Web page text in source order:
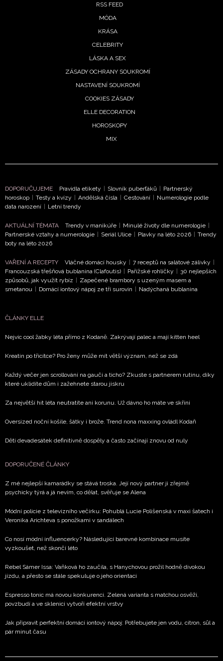
RSS FEED
MÓDA
KRÁSA
CELEBRITY
LÁSKA A SEX
ZÁSADY OCHRANY SOUKROMÍ
NASTAVENÍ SOUKROMÍ
COOKIES ZÁSADY
ELLE DECORATION
HOROSKOPY
MIX
DOPORUČUJEME Pravidla etikety | Slovník puberťáků | Partnerský
horoskop | Testy a kvízy | Andělská čísla | Cestování | Numerologie podle
data narození | Letní trendy
AKTUÁLNÍ TÉMATA Trendy v manikúře | Minulé životy dle numerologie |
Partnerské vztahy a numerologie | Seriál Ulice | Plavky na léto 2026 | Trendy
boty na léto 2026
VAŘENÍ A RECEPTY Vláčné domácí housky | 7 receptů na salátové zálivky |
Francouzská třešňová bublanina (Clafoutis) | Pařížské rohlíčky | 30 nejlepších
způsobů, jak využít rybíz | Zapečené brambory s uzeným masem a
smetanou | Domácí iontový nápoj ze tří surovin | Nadýchaná bublanina
ČLÁNKY ELLE
Nejvíc cool žabky léta přímo z Kodaně. Zakrývají palec a mají kitten heel
Kreatin po třicítce? Pro ženy může mít větší význam, než se zdá
Každý večer jen scrollování na gauči a ticho? Zkuste s partnerem rutinu, díky
které uklidíte dům i zažehnete starou jiskru
Za největší hit léta neutratíte ani korunu. Už dávno ho máte ve skříni
Oversized noční košile, šátky i brože. Trend nona maxxing ovládl Kodaň
Děti devadesátek definitivně dospěly a často začínají znovu od nuly
DOPORUČENÉ ČLÁNKY
Z mé nejlepší kamarádky se stává troska. Její nový partner ji zřejmě
psychicky týrá a já nevím, co dělat, svěřuje se Alena
Módní policie z televizního večírku: Pohublá Lucie Polišenská v maxi šatech i
Veronika Arichteva s ponožkami v sandálech
Co nosí módní influencerky? Následující barevné kombinace musíte
vyzkoušet, než skončí léto
Rebel Sámer Issa: Vaňková ho zaučila, s Hanychovou prožil hodně divokou
jízdu, a přesto se stále spekuluje o jeho orientaci
Espresso tonic má novou konkurenci. Zelená varianta s matchou osvěží,
povzbudí a ve sklenici vytvoří efektní vrstvy
Jak připravit perfektní domácí iontový nápoj: Potřebujete jen vodu, citron, sůl a
pár minut času